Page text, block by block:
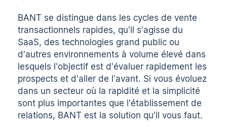
BANT se distingue dans les cycles de vente
transactionnels rapides, qu'il s'agisse du
SaaS, des technologies grand public ou
d'autres environnements à volume élevé dans
lesquels l'objectif est d'évaluer rapidement les
prospects et d'aller de l'avant. Si vous évoluez
dans un secteur où la rapidité et la simplicité
sont plus importantes que l'établissement de
relations, BANT est la solution qu'il vous faut.